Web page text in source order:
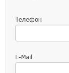
Телефон
E-Mail